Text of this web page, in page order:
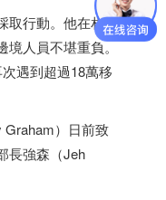
取行動。他在相關
境人員不堪重負。
遇到超過18萬移
Graham）日前致
長強森（Jeh